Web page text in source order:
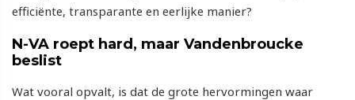
efficiënte, transparante en eerlijke manier?
N-VA roept hard, maar Vandenbroucke
beslist
Wat vooral opvalt, is dat de grote hervormingen waar